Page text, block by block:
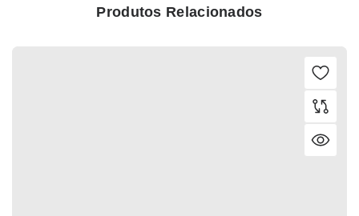
Produtos Relacionados